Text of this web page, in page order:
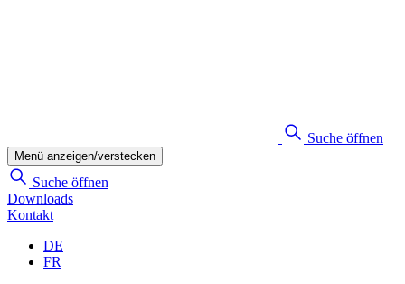
Suche öffnen
Menü anzeigen/verstecken
Suche öffnen
Downloads
Kontakt
DE
FR